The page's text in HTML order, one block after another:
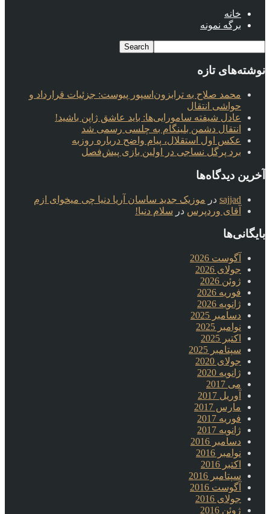
خانه
برگه نمونه
نوشته‌های تازه
محمد صلاح به ترابزون‌اسپور پیوست: جزئیات قرارداد و
حواشی انتقال
عادل شیفته سامورایی‌ها: باید عاشق ژاپن باشید!
انتقال دشمن بلینگام به چلسی رسمی شد
عکس اول استقلال، پیام واضح درباره روزبه
برد پرگل نساجی در اولین بازی پیش‌فصل
آخرین دیدگاه‌ها
sajjad در موزیک جدید ساسان آریا دنیا چی میخوای ازم
آقای وردپرس در سلام دنیا!
بایگانی‌ها
آگوست 2026
جولای 2026
ژوئن 2026
فوریه 2026
ژانویه 2026
دسامبر 2025
نوامبر 2025
اکتبر 2025
سپتامبر 2025
جولای 2020
ژانویه 2020
می 2017
آوریل 2017
مارس 2017
فوریه 2017
ژانویه 2017
دسامبر 2016
نوامبر 2016
اکتبر 2016
سپتامبر 2016
آگوست 2016
جولای 2016
ژوئن 2016